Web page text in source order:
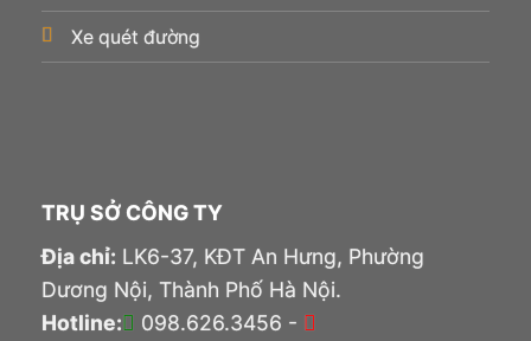
Xe quét đường
TRỤ SỞ CÔNG TY
Địa chỉ: LK6-37, KĐT An Hưng, Phường
Dương Nội, Thành Phố Hà Nội.
Hotline:
098.626.3456 -